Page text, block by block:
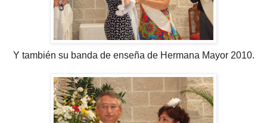
Y también su banda de enseña de Hermana Mayor 2010.